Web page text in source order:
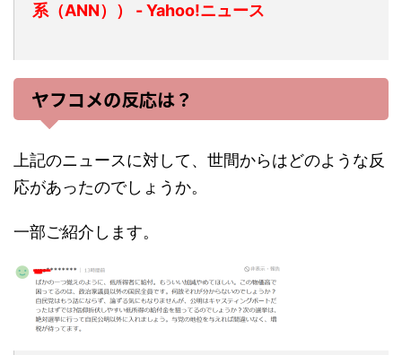
系（ANN）） - Yahoo!ニュース
ヤフコメの反応は？
上記のニュースに対して、世間からはどのような反
応があったのでしょうか。
一部ご紹介します。